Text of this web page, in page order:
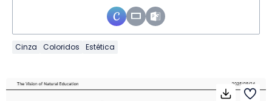
Cinza Coloridos Estética